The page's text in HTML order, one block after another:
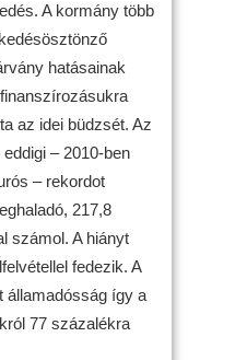
A kormány több
hatásainak
az idei büdzsét. Az
– 2010-ben
– rekordot
217,8
számol. A hiányt
fedezik. A
államadósság így a
77 százalékra